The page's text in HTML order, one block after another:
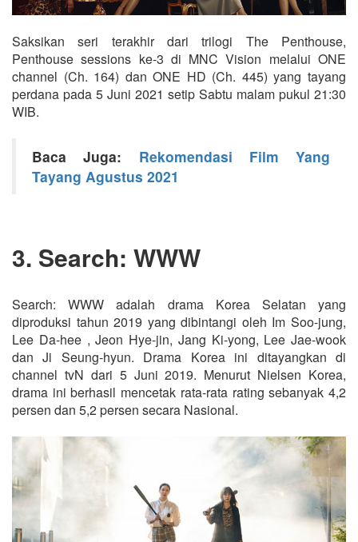
Saksikan seri terakhir dari trilogi The Penthouse,
Penthouse sessions ke-3 di MNC Vision melalui ONE
channel (Ch. 164) dan ONE HD (Ch. 445) yang tayang
perdana pada 5 Juni 2021 setip Sabtu malam pukul 21:30
WIB.
Baca Juga: Rekomendasi Film Yang
Tayang Agustus 2021
3. Search: WWW
Search: WWW adalah drama Korea Selatan yang
diproduksi tahun 2019 yang dibintangi oleh Im Soo-jung,
Lee Da-hee , Jeon Hye-jin, Jang Ki-yong, Lee Jae-wook
dan Ji Seung-hyun. Drama Korea ini ditayangkan di
channel tvN dari 5 Juni 2019. Menurut Nielsen Korea,
drama ini berhasil mencetak rata-rata rating sebanyak 4,2
persen dan 5,2 persen secara Nasional.